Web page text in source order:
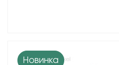
Новинка